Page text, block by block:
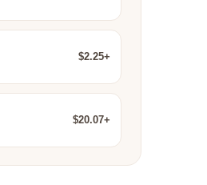
$2.25+
$20.07+